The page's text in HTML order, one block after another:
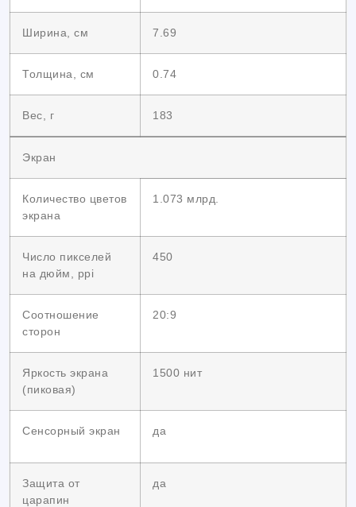
Ширина, см 7.69
Толщина, см 0.74
Вес, г 183
Экран
Количество цветов
экрана
1.073 млрд.
Число пикселей
на дюйм, ppi
450
Соотношение
сторон
20:9
Яркость экрана
(пиковая)
1500 нит
Сенсорный экран да
Защита от
царапин
да